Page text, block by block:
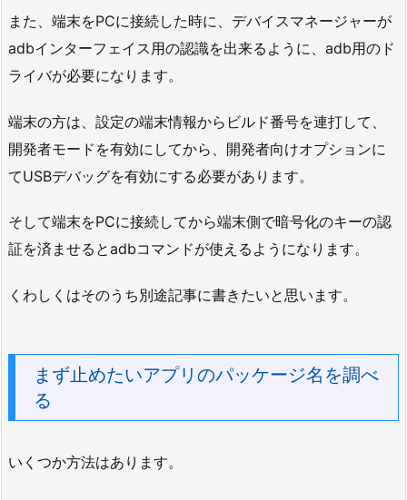
また、端末をPCに接続した時に、デバイスマネージャーが
adbインターフェイス用の認識を出来るように、adb用のド
ライバが必要になります。
端末の方は、設定の端末情報からビルド番号を連打して、
開発者モードを有効にしてから、開発者向けオプションに
てUSBデバッグを有効にする必要があります。
そして端末をPCに接続してから端末側で暗号化のキーの認
証を済ませるとadbコマンドが使えるようになります。
くわしくはそのうち別途記事に書きたいと思います。
まず止めたいアプリのパッケージ名を調べ
る
いくつか方法はあります。